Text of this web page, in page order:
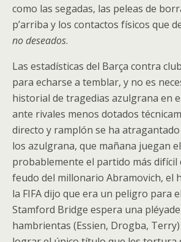
como las segadas, las peleas de
p’arriba y los contactos físicos que
no deseados.
Las estadísticas del Barça contra
para echarse a temblar, y no es
historial de tragedias azulgrana en
ante rivales menos dotados
directo y ramplón se ha
los azulgrana, que mañana juegan
probablemente el partido más difícil
feudo del millonario Abramovich, el
la FIFA dijo que era un peligro para
Stamford Bridge espera una
hambrientas (Essien, Drogba,